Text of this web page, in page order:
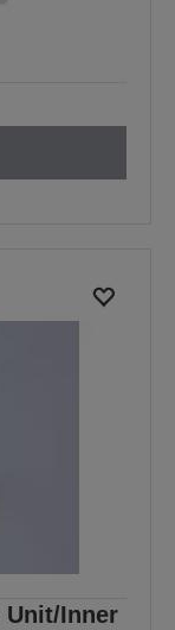
Unit/Inner